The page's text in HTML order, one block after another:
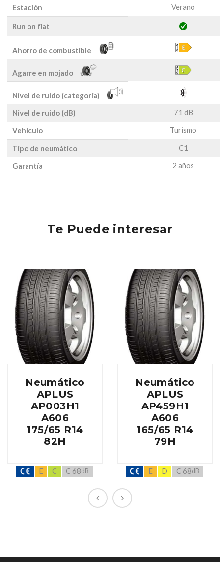
Estación Verano
Run on flat
Ahorro de combustible
Agarre en mojado
Nivel de ruido (categoría)
Nivel de ruido (dB)
71 dB
Vehículo Turismo
Tipo de neumático C1
Garantía 2 años
Te Puede interesar
Neumático
APLUS
AP003H1
A606
175/65 R14
82H
E C C 68dB
Neumático
APLUS
AP459H1
A606
165/65 R14
79H
E D C 68dB